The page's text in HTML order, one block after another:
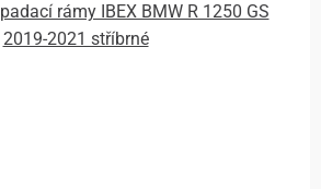
rámy IBEX BMW R 1250 GS
2019-2021 stříbrné